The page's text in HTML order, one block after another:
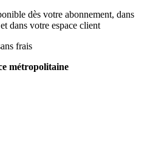
dès votre abonnement, dans
dans votre espace client
frais
métropolitaine